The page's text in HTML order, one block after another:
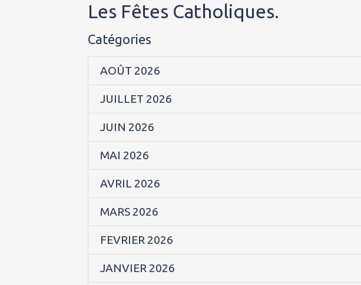
Les Fêtes Catholiques.
Catégories
AOÛT 2026
JUILLET 2026
JUIN 2026
MAI 2026
AVRIL 2026
MARS 2026
FEVRIER 2026
JANVIER 2026